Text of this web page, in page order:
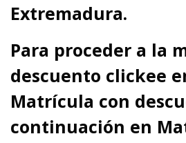
Extremadura.
Para proceder a la
descuento clickee
Matrícula con
continuación en